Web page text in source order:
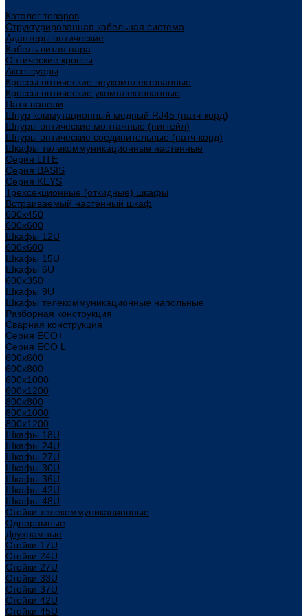
Каталог товаров
Структурированная кабельная система
Адаптеры оптические
Кабель витая пара
Оптические кроссы
Аксессуары
Кроссы оптические неукомплектованные
Кроссы оптические укомплектованные
Патч-панели
Шнур коммутационный медный RJ45 (патч-корд)
Шнуры оптические монтажные (пигтейл)
Шнуры оптические соединительные (патч-корд)
Шкафы телекоммуникационные настенные
Cерия LITE
Cерия BASIS
Cерия KEYS
Трехсекционные (откидные) шкафы
Встраиваемый настенный шкаф
600x450
600x600
Шкафы 12U
600x600
Шкафы 15U
Шкафы 6U
600x350
Шкафы 9U
Шкафы телекоммуникационные напольные
Разборная конструкция
Сварная конструкция
Серия ECO+
Серия ECO L
600x600
600x800
600х1000
600х1200
800x800
800х1000
800х1200
Шкафы 18U
Шкафы 24U
Шкафы 27U
Шкафы 30U
Шкафы 36U
Шкафы 42U
Шкафы 48U
Стойки телекоммуникационные
Однорамные
Двухрамные
Стойки 17U
Стойки 24U
Стойки 27U
Стойки 33U
Стойки 37U
Стойки 42U
Стойки 45U